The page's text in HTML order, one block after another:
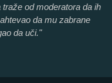
od moderatora da ih
da mu zabrane
da uči."